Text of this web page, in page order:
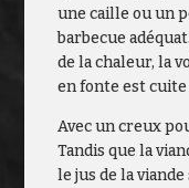
une caille ou un
barbecue
de la chaleur, la
en fonte est
Avec un creux
Tandis que la
le jus de la